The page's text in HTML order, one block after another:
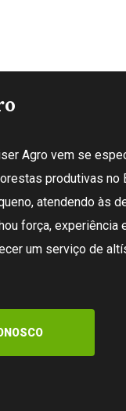
Agro vem se
produtivas no
atendendo às
força, experiência
um serviço de